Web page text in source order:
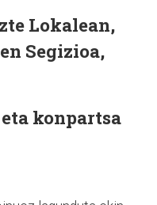
Lokalean,
Segizioa,
konpartsa